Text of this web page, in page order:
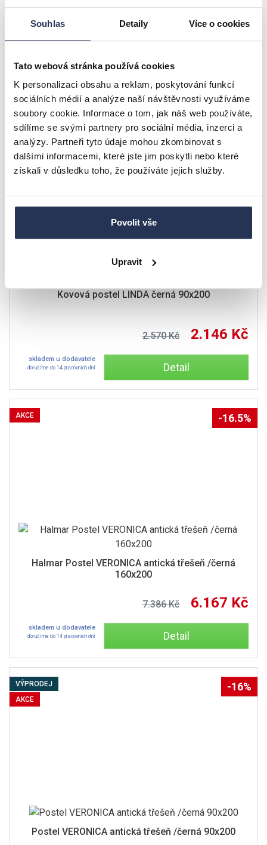
Souhlas Detaily Více o cookies
Tato webová stránka používá cookies
K personalizaci obsahu a reklam, poskytování funkcí
sociálních médií a analýze naší návštěvnosti využíváme
soubory cookie. Informace o tom, jak náš web používáte,
sdílíme se svými partnery pro sociální média, inzerci a
analýzy. Partneři tyto údaje mohou zkombinovat s
dalšími informacemi, které jste jim poskytli nebo které
získali v důsledku toho, že používáte jejich služby.
Povolit vše
Upravit
Kovová postel LINDA černá 120x200
3.261 Kč
skladem u dodavatele
doručíme do 14 pracovních dní Detail
Kovová postel LINDA černá 90x200
2.570 Kč 2.146 Kč
skladem u dodavatele
doručíme do 14 pracovních dní Detail
AKCE
Halmar Postel VERONICA antická třešeň /černá
160x200
7.386 Kč 6.167 Kč
skladem u dodavatele
doručíme do 14 pracovních dní Detail
AKCE -16.5%
Postel VERONICA antická třešeň /černá 90x200
VÝPRODEJ
AKCE
-16%